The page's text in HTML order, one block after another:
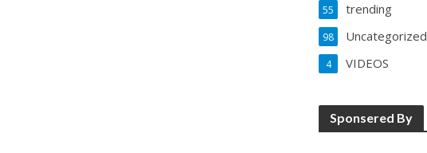
trending
55
Uncategorized
98
VIDEOS
4
Sponsered By